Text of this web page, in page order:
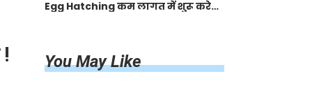
बेचने वालों पर करवाई कार्रवाई:
Egg Hatching कम लागत में शुरू करे
You May Like